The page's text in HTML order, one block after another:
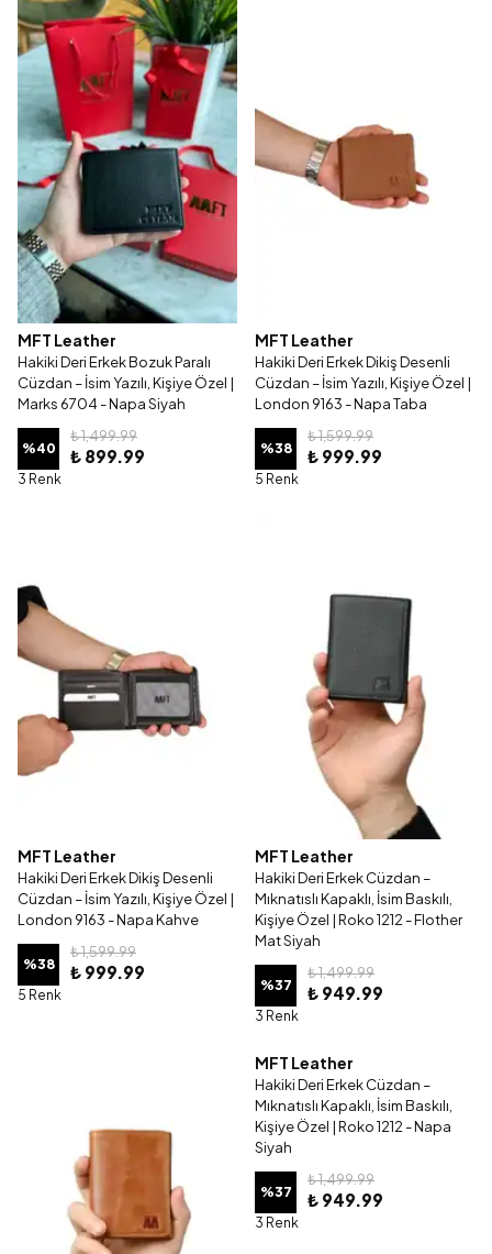
MFT Leather
Hakiki Deri Erkek Bozuk Paralı
Cüzdan – İsim Yazılı, Kişiye Özel |
Marks 6704 - Napa Siyah
%40
₺ 1,499.99
₺ 899.99
3 Renk
MFT Leather
Hakiki Deri Erkek Dikiş Desenli
Cüzdan – İsim Yazılı, Kişiye Özel |
London 9163 - Napa Taba
%38
₺ 1,599.99
₺ 999.99
5 Renk
MFT Leather
Hakiki Deri Erkek Dikiş Desenli
Cüzdan – İsim Yazılı, Kişiye Özel |
London 9163 - Napa Kahve
%38
₺ 1,599.99
₺ 999.99
5 Renk
MFT Leather
Hakiki Deri Erkek Cüzdan –
Mıknatıslı Kapaklı, İsim Baskılı,
Kişiye Özel | Roko 1212 - Flother
Mat Siyah
%37
₺ 1,499.99
₺ 949.99
3 Renk
MFT Leather
Hakiki Deri Erkek Cüzdan –
Mıknatıslı Kapaklı, İsim Baskılı,
Kişiye Özel | Roko 1212 - Napa
Siyah
%37
₺ 1,499.99
₺ 949.99
3 Renk